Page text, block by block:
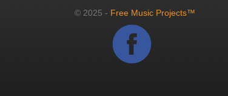
© 2025 - Free Music Projects™